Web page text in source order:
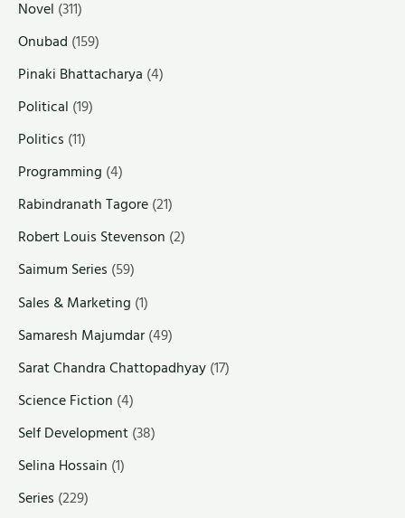
Novel (311)
Onubad (159)
Pinaki Bhattacharya (4)
Political (19)
Politics (11)
Programming (4)
Rabindranath Tagore(21)
Robert Louis Stevenson (2)
Saimum Series (59)
Sales & Marketing (1)
Samaresh Majumdar(49)
Sarat Chandra Chattopadhyay(17)
Science Fiction (4)
Self Development(38)
Selina Hossain (1)
Series (229)